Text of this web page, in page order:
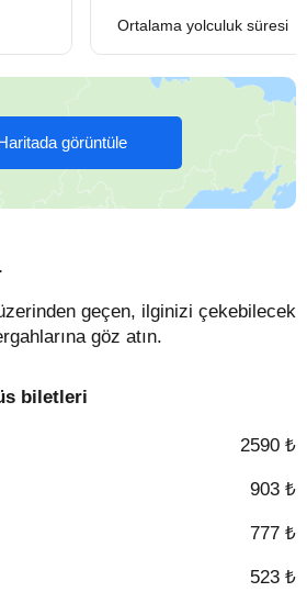
Ortalama yolculuk süresi
görüntüle
geçen, ilginizi çekebilecek
göz atın.
biletleri
2590 ₺
903 ₺
777 ₺
523 ₺